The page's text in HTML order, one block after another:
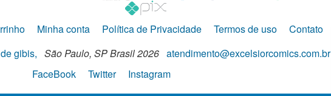
Minha conta Política de Privacidade Termos de uso
Contato
gibis, São Paulo, SPBrasil2026 atendimento@excelsiorcomics.com.br
FaceBook
Twitter Instagram